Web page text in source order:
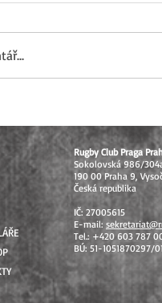
Rugby Club Praga
Sokolovská 986/
190 00 Praha 9,
Česká republika
IČ: 27005615
E-mail:
Tel.: +420 603 787
BÚ: 51-1051870297/